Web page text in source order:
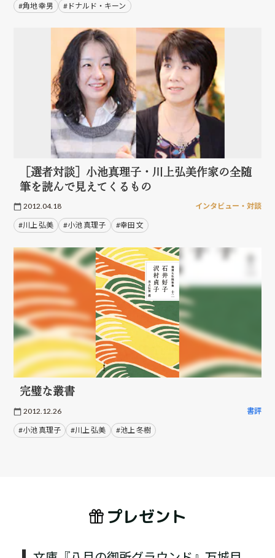
#角地 幸男 #ドナルド・キーン
［選者対談］小池真理子・川上弘美作家の全随
筆を読んで見えてくるもの
2012.04.18 インタビュー・対談
#川上 弘美 #小池 真理子 #幸田 文
完璧な叢書
2012.12.26 書評
#小池 真理子 #川上 弘美 #池上 冬樹
プレゼント